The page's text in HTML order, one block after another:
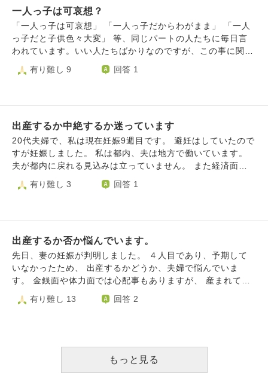
どうでも良くなります。 「そこまで言うなら私ではまとも
に育てられないだろうから、あなたのお母さんに育てて貰え
ばいい」と言ったところ怒り出しました。意味がわかりませ
ん。欠陥品の私より完璧な大好きなママと子育てした方がき
すがお腹の子にも何も感情がありません。今の私をかろうじ
産前の今ですらこんな調子なのに、産後の余裕がない状況で
私は耐えられるのか。本音を言えば私は死んでいいから後は
夫に任せたい。でもペット達に会えなくなるのは寂しい。彼
らのお世話だけしていたい。もうそんなことばかり考えてい
ます。 母性なんて今のところ皆無です。愛しているのはペ
ット達だけです。そんな家庭に生まれて赤ちゃんも不幸にな
にしなくていいと伝えても許されるでしょうか。 質問にな
っていなくてすみません
悩んでいます。
一人っ子は可哀想？
「一人っ子は可哀想」 「一人っ子だからわがまま」 「一人
っ子だと子供色々大変」 等、同じパートの人たちに毎日言
われています。いい人たちばかりなのですが、この事に関し
ては触れないで欲しいです。 何故可哀想なのかもわかりま
せんし、娘の育児が本当に大変で一人っ子 と決めていま
です。 一人一人性格なども違うので、一人っ子は楽という
考えも本当にやめて欲しいです。 今の会社をやめるつもり
はないですし、2人目の予定もありません。 ですが、毎日言
われ、毎晩考え込んで泣いてしまいます。頭がおかしくなり
たです。 一人っ子は可哀想なことのほうが多いんでしょう
有り難し 9 回答 1
出産するか中絶するか迷っています
20代夫婦で、私は現在妊娠9週目です。 避妊はしていたので
すが妊娠しました。 私は都内、夫は地方で働いています。
夫が都内に戻れる見込みは立っていません。 また経済面も
厳しい状況です。 その上、私は昔からずっと子供嫌いであ
り、子供が欲しくありませんでした。 そのため出産した後
ていました。 しかし、検診でどんどん子供が成長し心音な
ども聞いてしまうと、堕ろすことがとてつもなく怖いことだ
と感じるようになり、どうすればいいか分からなくなりまし
た。 夫にこのことを話すと、「堕ろすことはとても残念で
尊重する。」と言ってくれました。 子供を育てられる自信
た方がいいと思います。 ですが、堕ろすことを考えると涙
が出て怖いと感じてしまいます。 産んだらなんとかなると
有り難し 3 回答 1
出産するか否か悩んでいます。
先日、妻の妊娠が判明しました。 ４人目であり、予期して
いなかったため、 出産するかどうか、夫婦で悩んでいま
す。 金銭面や体力面では心配事もありますが、 産まれてし
まえば、何とかなるんだろうなとも思います。 ですが「ま
たあの１から育児をする日々を予想した時の気後れ」 「こ
有り難し 13 回答 2
もっと見る